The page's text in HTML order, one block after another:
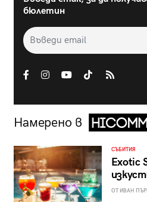
бюлетин
Намерено в
СЪБИТИЯ
Exotic
ОТ ИВАН